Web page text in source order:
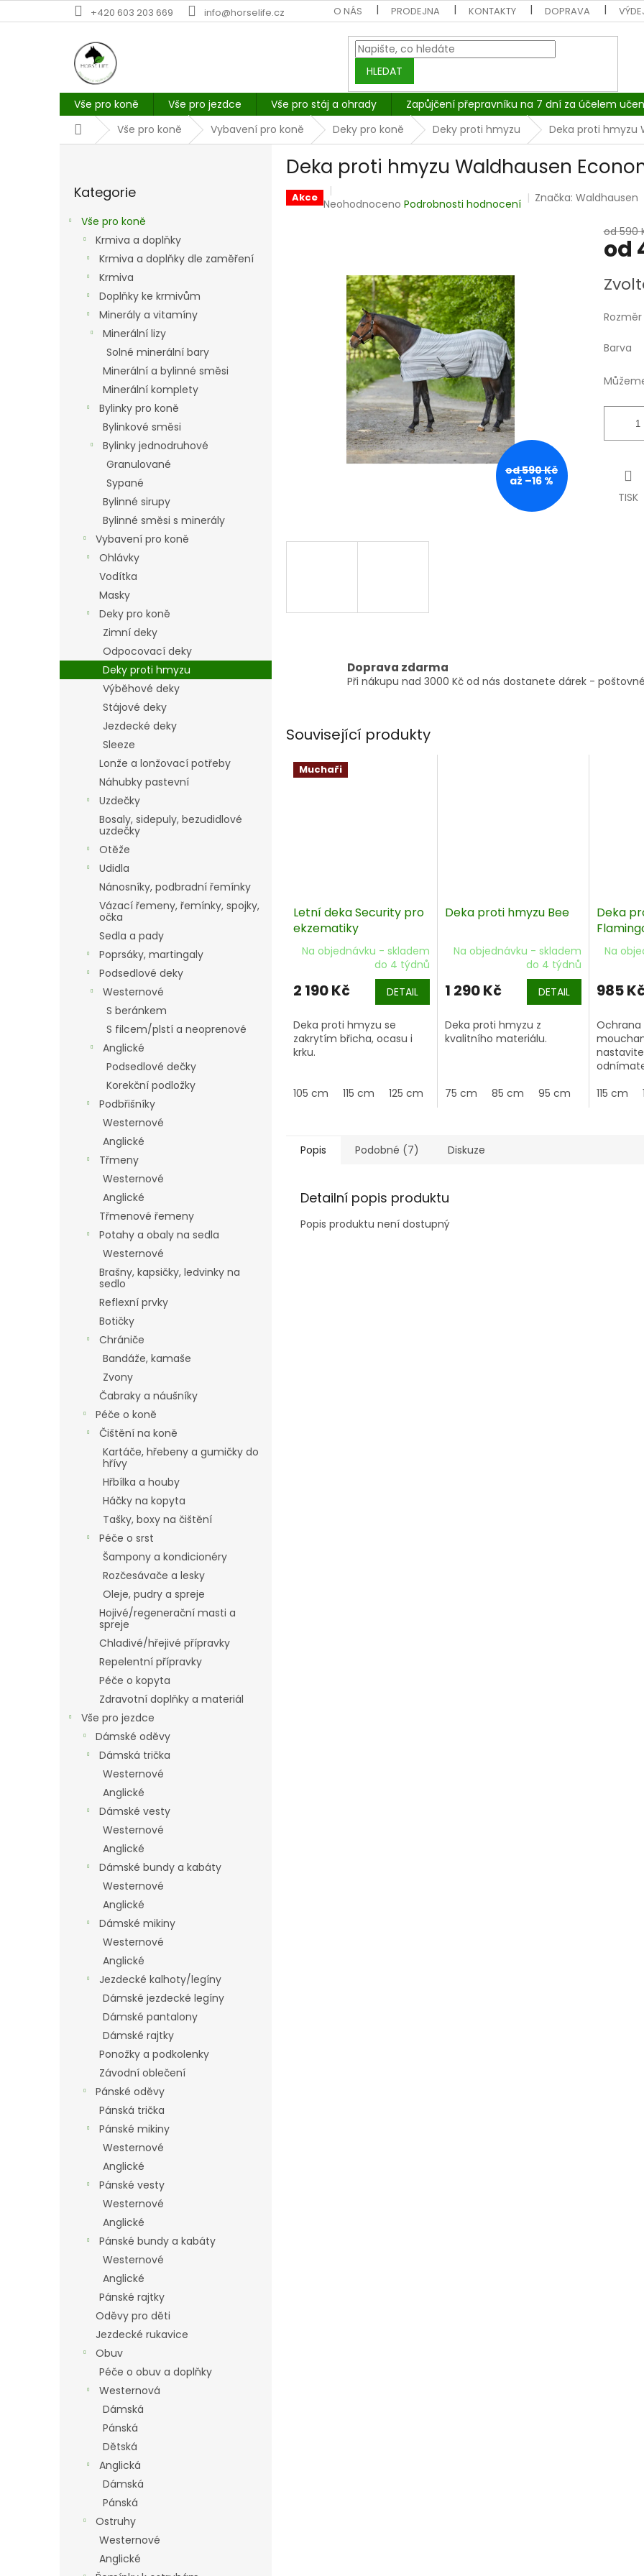
na
+420 603 203 669 info@horselife.cz O NÁS PRODEJNA KONTAKTY DOPRAVA
HLEDAT
Vše pro koně Vše pro jezdce Vše pro stáj a ohrady Zapůjčení přepravníku na 7 dní za účelem
DomůVše pro koně Vybavení pro koně Deky pro koně Deky proti hmyzu Deka proti hmyzu
kategorie
Kategorie
Vše pro koně
Krmiva a doplňky
Krmiva a doplňky dle zaměření
Krmiva
Doplňky ke krmivům
Minerály a vitamíny
Minerální lizy
Solné minerální bary
Minerální a bylinné směsi
Minerální komplety
Bylinky pro koně
Bylinkové směsi
Bylinky jednodruhové
Granulované
Sypané
Bylinné sirupy
Bylinné směsi s minerály
Vybavení pro koně
Ohlávky
Vodítka
Masky
Deky pro koně
Zimní deky
Odpocovací deky
Deky proti hmyzu
Výběhové deky
Stájové deky
Jezdecké deky
Sleeze
Lonže a lonžovací potřeby
Náhubky pastevní
Uzdečky
Bosaly, sidepuly, bezudidlové
uzdečky
Otěže
Udidla
Nánosníky, podbradní řemínky
Vázací řemeny, řemínky, spojky,
očka
Sedla a pady
Poprsáky, martingaly
Podsedlové deky
Westernové
S beránkem
S filcem/plstí a neoprenové
Anglické
Podsedlové dečky
Korekční podložky
Podbřišníky
Westernové
Anglické
Třmeny
Westernové
Anglické
Třmenové řemeny
Potahy a obaly na sedla
Westernové
Brašny, kapsičky, ledvinky na
sedlo
Reflexní prvky
Botičky
Chrániče
Bandáže, kamaše
Zvony
Čabraky a náušníky
Péče o koně
Čištění na koně
Kartáče, hřebeny a gumičky do
hřívy
Hřbílka a houby
Háčky na kopyta
Tašky, boxy na čištění
Péče o srst
Šampony a kondicionéry
Rozčesávače a lesky
Oleje, pudry a spreje
Hojivé/regenerační masti a
spreje
Chladivé/hřejivé přípravky
Repelentní přípravky
Péče o kopyta
Zdravotní doplňky a materiál
Vše pro jezdce
Dámské oděvy
Dámská trička
Westernové
Anglické
Dámské vesty
Westernové
Anglické
Dámské bundy a kabáty
Westernové
Anglické
Dámské mikiny
Westernové
Anglické
Jezdecké kalhoty/legíny
Dámské jezdecké legíny
Dámské pantalony
Dámské rajtky
Ponožky a podkolenky
Závodní oblečení
Pánské oděvy
Pánská trička
Pánské mikiny
Westernové
Anglické
Pánské vesty
Westernové
Anglické
Pánské bundy a kabáty
Westernové
Anglické
Pánské rajtky
Oděvy pro děti
Jezdecké rukavice
Obuv
Péče o obuv a doplňky
Westernová
Dámská
Pánská
Dětská
Anglická
Dámská
Pánská
Ostruhy
Westernové
Anglické
Deka proti hmyzu Waldhausen
Akce Průměrné
hvězdiček.
Neohodnoceno Podrobnosti hodnocení Značka:Waldhausen
od 590 Kč
až –16 %
od 590
od
cena:
Barva
TISK
Doprava zdarma
Při nákupu nad 3000 Kč od nás dostanete dárek -
Související produkty
Muchaři
Letní deka Security pro
ekzematiky
Na objednávku - skladem
do 4 týdnů
2 190 Kč DETAIL
Deka proti hmyzu se
zakrytím břicha, ocasu i
krku.
105 cm 115 cm 125 cm 135 cm 145 cm 155 cm 165 cm
Deka proti hmyzu Bee
Na objednávku - skladem
do 4 týdnů
1 290 Kč DETAIL
Deka proti hmyzu z
kvalitního materiálu.
75 cm 85 cm 95 cm 105 cm
Deka
Na
985
Ochrana
K
115 cm
Popis Podobné (7) Diskuze
Detailní popis produktu
Popis produktu není dostupný